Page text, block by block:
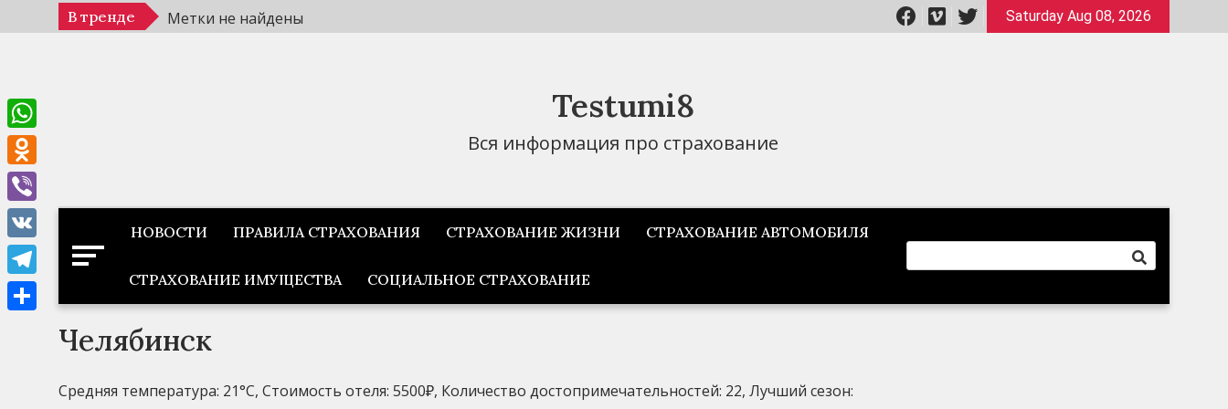
к
В тренде Метки не найдены Saturday Aug 08, 2026
Testumi8
Вся информация про страхование
НОВОСТИ ПРАВИЛА СТРАХОВАНИЯ СТРАХОВАНИЕ ЖИЗНИ СТРАХОВАНИЕ АВТОМОБИЛЯ
СТРАХОВАНИЕ ИМУЩЕСТВА СОЦИАЛЬНОЕ СТРАХОВАНИЕ
Челябинск
Средняя температура: 21°C, Стоимость отеля: 5500₽, Количество достопримечательностей: 22, Лучший сезон:
WhatsApp
Odnoklassniki
Viber
VK
Telegram
Отправить